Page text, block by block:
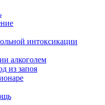
интоксикации
алкоголем
из запоя